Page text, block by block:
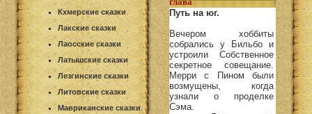
Кхмерские сказки
Лакские сказки
Лаосские сказки
Латышские сказки
Лезгинские сказки
Литовские сказки
Мавриканские сказки
Путь на юг.
Вечером хоббиты
собрались у Бильбо и
устроили Собственное
секретное совещание.
Мерри с Пином были
возмущены, когда
узнали о проделке
Сэма.